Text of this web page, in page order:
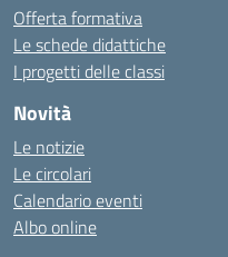
Offerta formativa
Le schede didattiche
I progetti delle classi
Novità
Le notizie
Le circolari
Calendario eventi
Albo online